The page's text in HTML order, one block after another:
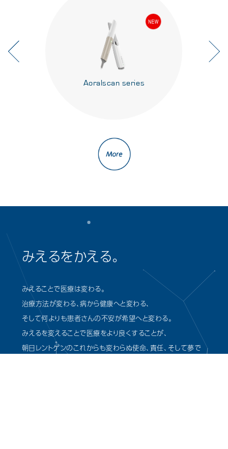
Aoralscan series
みえるをかえる。
みえることで医療は変わる。
治療方法が変わる、病から健康へと変わる、
そして何よりも患者さんの不安が希望へと変わる。
みえるを変えることで医療をより良くすることが、
朝日レントゲンのこれからも変わらぬ使命、責任、そして夢で